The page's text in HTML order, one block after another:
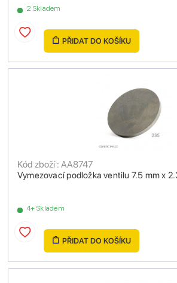
2 Skladem
PŘIDAT DO KOŠÍKU
Vymezovací podložka ventilu 7.5 mm x
Kód zboží : AA8747
4+ Skladem
PŘIDAT DO KOŠÍKU